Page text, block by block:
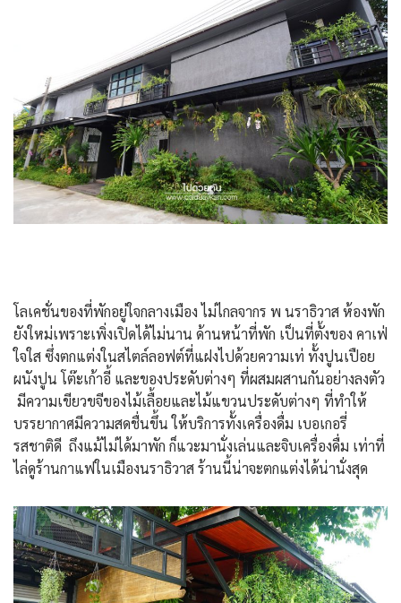
โลเคชั่นของที่พักอยู่ใจกลางเมือง ไม่ไกลจากร พ นราธิวาส ห้องพัก
ยังใหม่เพราะเพิ่งเปิดได้ไม่นาน ด้านหน้าที่พัก เป็นที่ตั้งของ คาเฟ่
ใจใส ซึ่งตกแต่งในสไตล์ลอฟต์ที่แฝงไปด้วยความเท่ ทั้งปูนเปือย
ผนังปูน โต๊ะเก้าอี้ และของประดับต่างๆ ที่ผสมผสานกันอย่างลงตัว
มีความเขียวขจีของไม้เลื้อยและไม้แขวนประดับต่างๆ ที่ทำให้
บรรยากาศมีความสดชื่นขึ้น ให้บริการทั้งเครื่องดื่ม เบอเกอรี่
รสชาติดี ถึงแม้ไม่ได้มาพัก ก็แวะมานั่งเล่นและจิบเครื่องดื่ม เท่าที่
ไล่ดูร้านกาแฟในเมืองนราธิวาส ร้านนี้น่าจะตกแต่งได้น่านั่งสุด